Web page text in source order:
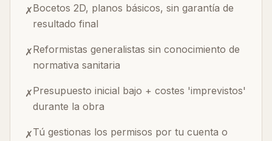
✗Bocetos 2D, planos básicos, sin garantía de
resultado final
✗Reformistas generalistas sin conocimiento de
normativa sanitaria
✗Presupuesto inicial bajo + costes 'imprevistos'
durante la obra
✗Tú gestionas los permisos por tu cuenta o